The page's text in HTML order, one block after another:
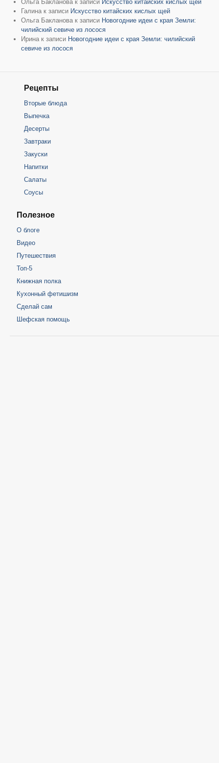
Ольга Бакланова к записи Искусство китайских кислых щей
Галина к записи Искусство китайских кислых щей
Ольга Бакланова к записи Новогодние идеи с края Земли:
чилийский севиче из лосося
Ирина к записи Новогодние идеи с края Земли: чилийский
севиче из лосося
Рецепты
Вторые блюда
Выпечка
Десерты
Завтраки
Закуски
Напитки
Салаты
Соусы
Полезное
О блоге
Видео
Путешествия
Топ-5
Книжная полка
Кухонный фетишизм
Сделай сам
Шефская помощь